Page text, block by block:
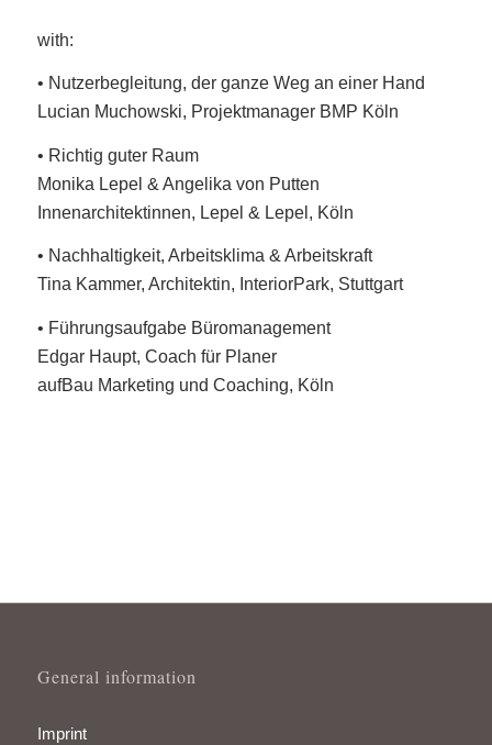
with:
• Nutzerbegleitung, der ganze Weg an einer Hand
Lucian Muchowski, Projektmanager BMP Köln
• Richtig guter Raum
Monika Lepel & Angelika von Putten
Innenarchitektinnen, Lepel & Lepel, Köln
• Nachhaltigkeit, Arbeitsklima & Arbeitskraft
Tina Kammer, Architektin, InteriorPark, Stuttgart
• Führungsaufgabe Büromanagement
Edgar Haupt, Coach für Planer
aufBau Marketing und Coaching, Köln
General information
Imprint